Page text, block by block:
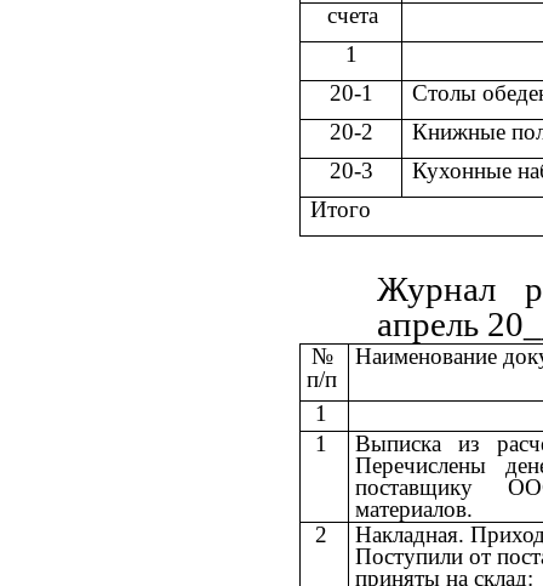
счета
1
20-1
Столы
20-2
Книжные
20-3
Кухонные
Итого
Журнал
апрель
№
п/п
Наименование
1
1
Выписка из
Перечислены
поставщику
материалов.
2
Накладная.
Поступили от
приняты на склад: